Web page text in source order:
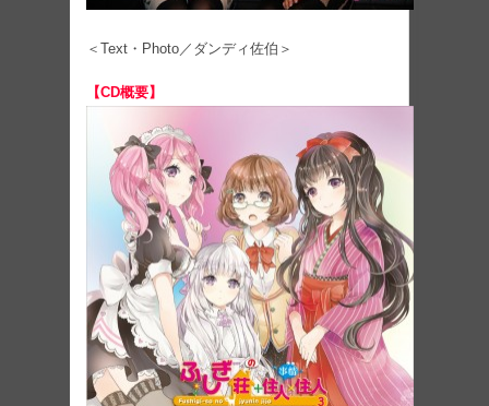
＜Text・Photo／ダンディ佐伯＞
【CD概要】